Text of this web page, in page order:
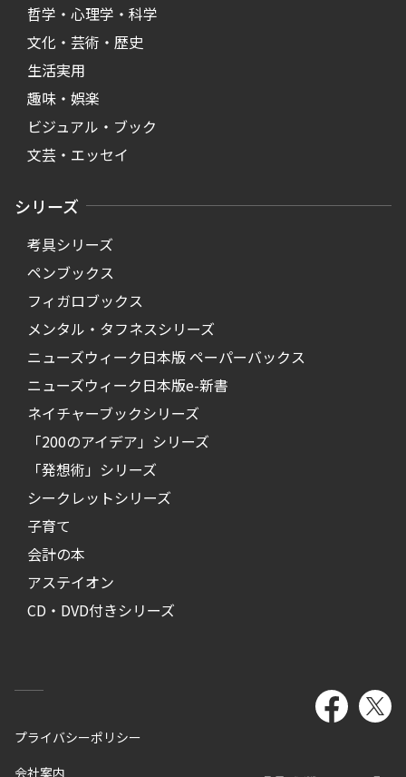
哲学・心理学・科学
文化・芸術・歴史
生活実用
趣味・娯楽
ビジュアル・ブック
文芸・エッセイ
シリーズ
考具シリーズ
ペンブックス
フィガロブックス
メンタル・タフネスシリーズ
ニューズウィーク日本版 ペーパーバックス
ニューズウィーク日本版e-新書
ネイチャーブックシリーズ
「200のアイデア」シリーズ
「発想術」シリーズ
シークレットシリーズ
子育て
会計の本
アステイオン
CD・DVD付きシリーズ
プライバシーポリシー
会社案内